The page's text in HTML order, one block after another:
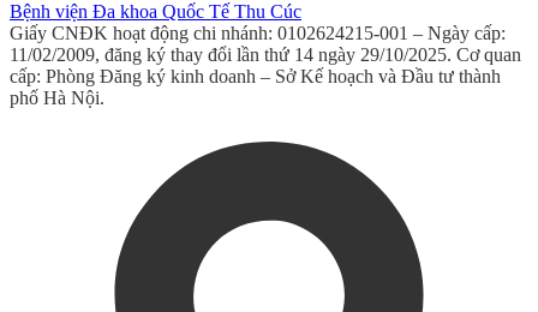
Bệnh viện Đa khoa Quốc Tế Thu Cúc
Giấy CNĐK hoạt động chi nhánh: 0102624215-001 – Ngày cấp:
11/02/2009, đăng ký thay đổi lần thứ 14 ngày 29/10/2025. Cơ quan
cấp: Phòng Đăng ký kinh doanh – Sở Kế hoạch và Đầu tư thành
phố Hà Nội.